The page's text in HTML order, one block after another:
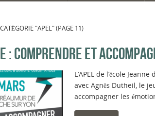
"APEL"(PAGE 11)
: COMPRENDRE ET
L’APEL de l’école
avec Agnès Dutheil, le
accompagner les